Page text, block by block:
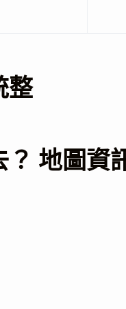
整
？ 地圖資